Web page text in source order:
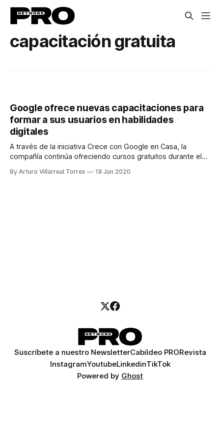
capacitación gratuita
Google ofrece nuevas capacitaciones para
formar a sus usuarios en habilidades
digitales
A través de la iniciativa Crece con Google en Casa, la
compañía continúa ofreciendo cursos gratuitos durante el
periodistas
By Arturo Villarreal Torres 18 Jun 2020
Suscríbete a nuestro NewsletterCabildeo PRORevista
InstagramYoutubeLinkedinTikTok
Powered by Ghost